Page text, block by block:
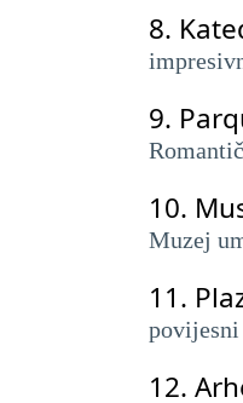
8.
9.
10.
Muzej
11.
povijesni
12.